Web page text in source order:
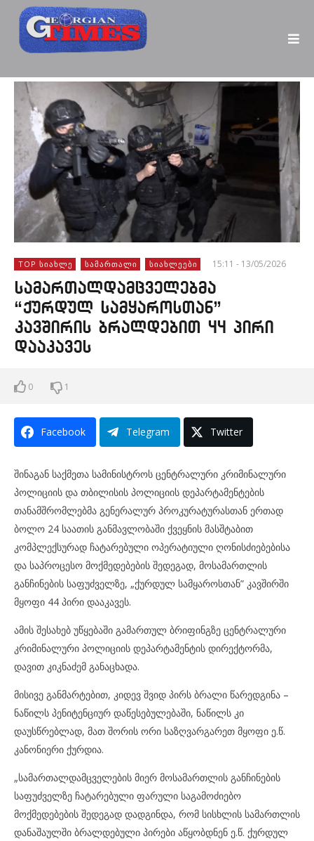
TOP ᲡᲘᲐᲮᲚᲔ ᲡᲐᲛᲐᲠᲗᲐᲚᲘ ᲡᲘᲐᲮᲚᲔᲔᲑᲘ 15:11 - 13/05/2026
სამართალდამცველებმა
“ქურდულ სამყაროსთან”
კავშირის ბრალდებით 44 პირი
დააკავეს
0 1
Facebook Telegram Twitter
შინაგან საქმეთა სამინისტროს ცენტრალური კრიმინალური
პოლიციის და თბილისის პოლიციის დეპარტამენტების
თანამშრომლებმა გენერალურ პროკურატურასთან ერთად
ბოლო 24 საათის განმავლობაში ქვეყნის მასშტაბით
კომპლექსურად ჩატარებული ოპერატიული ღონისძიებებისა
და საპროცესო მოქმედებების შედეგად, მოსამართლის
განჩინების საფუძველზე, „ქურდულ სამყაროსთან” კავშირში
მყოფი 44 პირი დააკავეს.
ამის შესახებ უწყებაში გამართულ ბრიფინგზე ცენტრალური
კრიმინალური პოლიციის დეპარტამენტის დირექტორმა,
დავით კიკნაძემ განაცხადა.
მისივე განმარტებით, კიდევ შვიდ პირს ბრალი წარედგინა –
ნაწილს პენიტენციურ დაწესებულებაში, ნაწილს კი
დაუსწრებლად, მათ შორის ორი საზღვარგარეთ მყოფი ე.წ.
კანონიერი ქურდია.
„სამართალდამცველების მიერ მოსამართლის განჩინების
საფუძველზე ჩატარებული ფარული საგამოძიებო
მოქმედებების შედეგად დადგინდა, რომ სისხლის სამართლის
დანაშაულში ბრალდებული პირები აწყობდნენ ე.წ. ქურდულ